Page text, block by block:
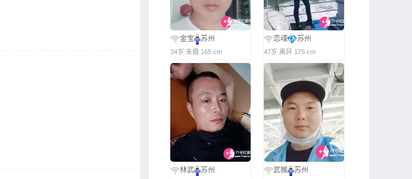
金宝 苏州
34岁 未婚 165 cm
恋魂 苏州
47岁 离异 175 cm
林武 苏州 武猴 苏州